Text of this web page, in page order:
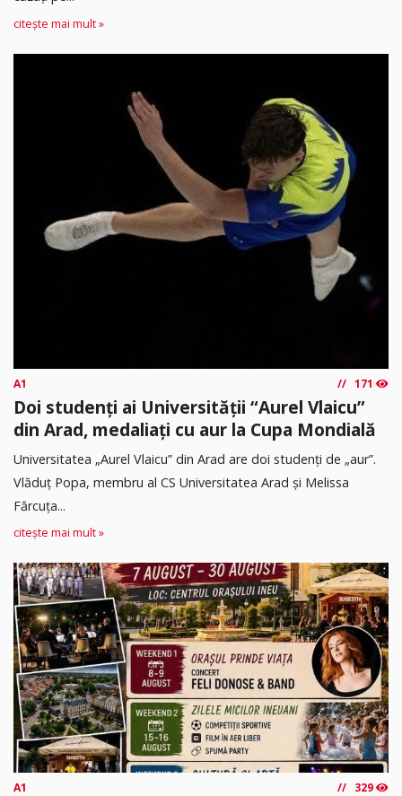
citește mai mult »
A1 171
Doi studenți ai Universității “Aurel Vlaicu”
din Arad, medaliați cu aur la Cupa Mondială
Universitatea „Aurel Vlaicu” din Arad are doi studenți de „aur”.
Vlăduț Popa, membru al CS Universitatea Arad și Melissa
Fărcuța...
citește mai mult »
A1 329